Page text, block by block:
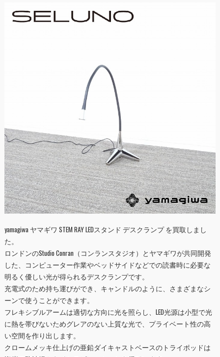
yamagiwa ヤマギワ STEM RAY LEDスタンド デスクランプ を買取しまし
た。
ロンドンのStudio Conran（コンランスタジオ）とヤマギワが共同開発
した、コンピューター作業やベッドサイドなどでの読書時に必要な
明るく優しい光が得られるデスクランプです。
充電式のため持ち運びができ、キャンドルのように、さまざまなシ
ーンで使うことができます。
フレキシブルアームは適切な方向に光を照らし、LED光源は小型で光
に熱を帯びないためグレアのない上質な光で、プライベート性の高
い空間を作り出します。
クロームメッキ仕上げの亜鉛ダイキャストベースのトライポッドは